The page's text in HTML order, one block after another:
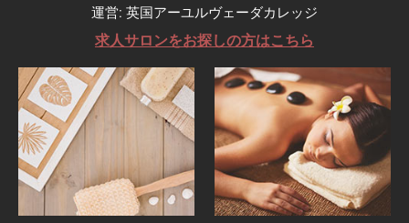
運営: 英国アーユルヴェーダカレッジ
求人サロンをお探しの方はこちら